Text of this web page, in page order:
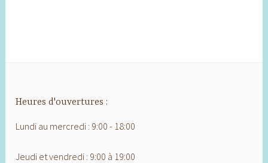
Heures d'ouvertures :
Lundi au mercredi : 9:00 - 18:00
Jeudi et vendredi : 9:00 à 19:00